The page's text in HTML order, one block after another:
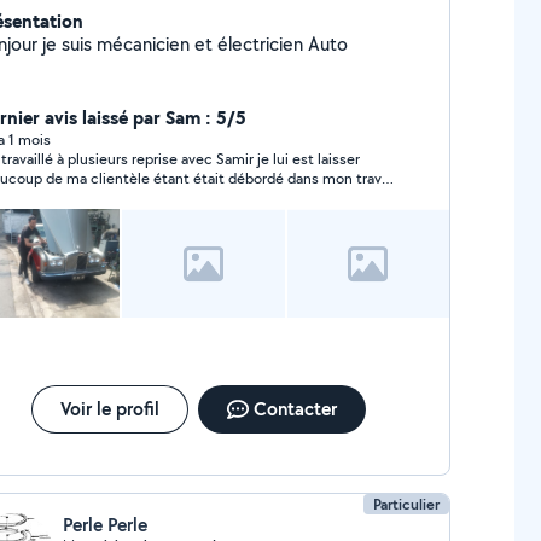
je suis mécanicien et électricien Auto
avis laissé par Sam : 5/5
1 mois
à plusieurs reprise avec Samir je lui est laisser
de ma clientèle étant était débordé dans mon travail
distribution également est même dans le diagnostic
même avec valise il ma vraiment simplifier les
est il la sa connaissance de son travail sinon je l aurai
fait appel à lui en tout ças merci encore Samir de m’avoir
bonnes continuation
Voir le profil Contacter
Particulier
Perle Perle